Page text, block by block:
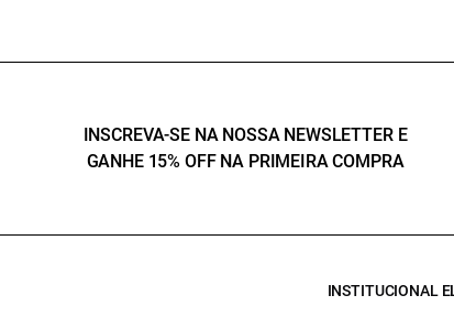
INSCREVA-SE NA NOSSA NEWSLETTER E
GANHE 15% OFF NA PRIMEIRA COMPRA
INSTITUCIONAL